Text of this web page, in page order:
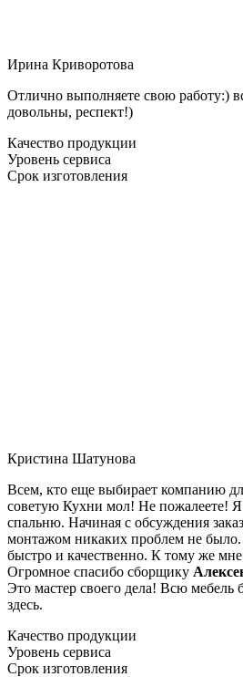
Ирина Криворотова
Отлично выполняете свою работу:)
довольны, респект!)
Качество продукции
Уровень сервиса
Срок изготовления
Кристина Шатунова
Всем, кто еще выбирает компанию
советую Кухни мол! Не пожалеете! Я
спальню. Начиная с обсуждения
монтажом никаких проблем не
быстро и качественно. К тому же
Огромное спасибо сборщику
Это мастер своего дела! Всю мебель
здесь.
Качество продукции
Уровень сервиса
Срок изготовления